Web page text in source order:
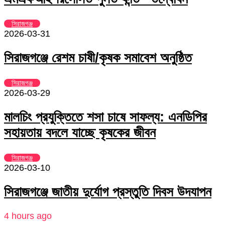
সিরাজগঞ্জ
2026-03-31
সিরাজগঞ্জে রেশম চাষী/কৃষক সমাবেশ অনুষ্ঠিত
সিরাজগঞ্জ
2026-03-29
মালচিং প্রযুক্তিতে শসা চাষে সাফল্য: এনডিপির
সহায়তায় বদলে যাচ্ছে কৃষকের জীবন
সিরাজগঞ্জ
2026-03-10
সিরাজগঞ্জে জাতীয় দুর্যোগ প্রস্তুতি দিবস উদযাপন
4 hours ago